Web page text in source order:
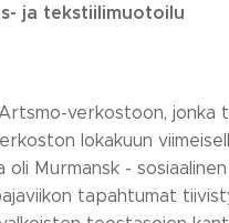
ja tekstiilimuotoilu
verkostoon, jonka
lokakuun
oli Murmansk -
tapahtumat